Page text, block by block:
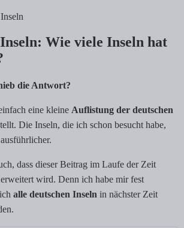
Wie viele Inseln hat
die Antwort?
eine kleine Auflistung der deutschen
Die Inseln, die ich schon besucht habe,
dass dieser Beitrag im Laufe der Zeit
wird. Denn ich habe mir fest
alle deutschen Inseln in nächster Zeit